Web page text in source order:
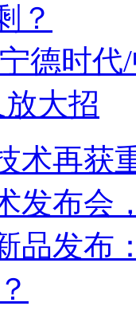
？
德时
大招
术再获
发布会
品发布